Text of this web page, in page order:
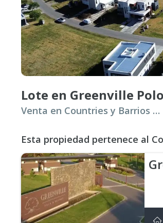
Lote en Greenville
Venta en Countries y Barrios Cerrados en Berazategui
Esta propiedad pertenece al